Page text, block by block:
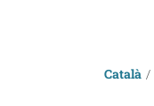
Català